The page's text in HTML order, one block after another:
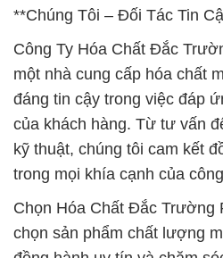
**Chúng Tôi – Đối Tác Tin
Công Ty Hóa Chất Đắc
một nhà cung cấp hóa chất
đáng tin cậy trong việc đáp
của khách hàng. Từ tư vấn
kỹ thuật, chúng tôi cam kết
trong mọi khía cạnh của
Chọn Hóa Chất Đắc Trường
chọn sản phẩm chất lượng